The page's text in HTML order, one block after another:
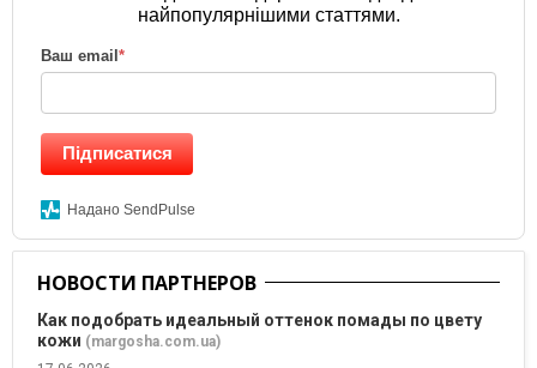
найпопулярнішими статтями.
Ваш email *
Підписатися
Надано SendPulse
НОВОСТИ ПАРТНЕРОВ
Как подобрать идеальный оттенок помады по цвету
кожи (margosha.com.ua)